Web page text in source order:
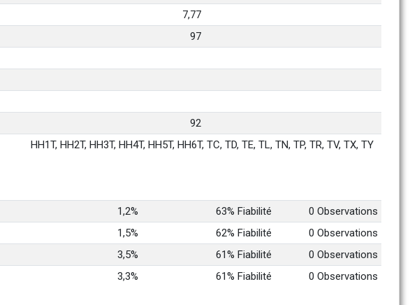
7,77
97
92
HH1T, HH2T, HH3T, HH4T, HH5T, HH6T, TC, TD, TE, TL, TN, TP, TR, TV, TX, TY
1,2% 63% Fiabilité
0 Observations
1,5% 62% Fiabilité
0 Observations
3,5% 61% Fiabilité
0 Observations
3,3% 61% Fiabilité 0 Observations